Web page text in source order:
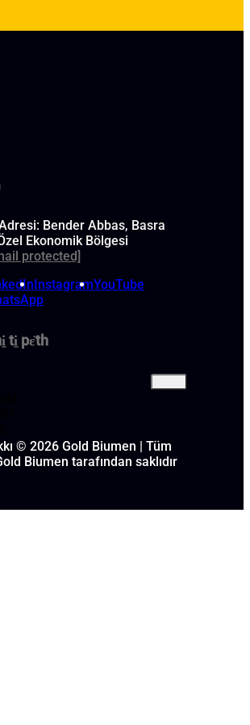
Bender Abbas, Basra
Ekonomik Bölgesi
protected]
InstagramYouTube
ti̱ pɛ̈th
© 2026 Gold Biumen | Tüm
Biumen tarafından saklıdır